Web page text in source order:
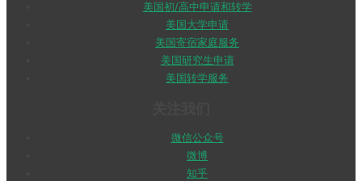
美国初/高中申请和转学
美国大学申请
美国寄宿家庭服务
美国研究生申请
美国转学服务
微信公众号
微博
知乎